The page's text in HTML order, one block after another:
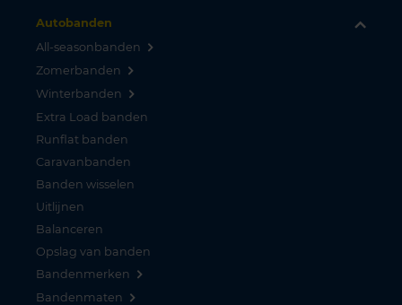
Autobanden
All-seasonbanden
Zomerbanden
Winterbanden
Extra Load banden
Runflat banden
Caravanbanden
Banden wisselen
Uitlijnen
Balanceren
Opslag van banden
Bandenmerken
Bandenmaten